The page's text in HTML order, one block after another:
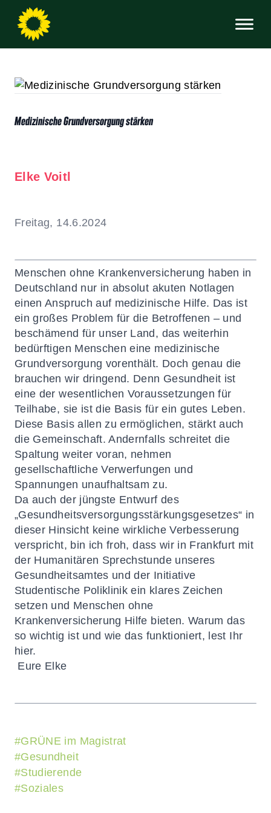
Medizinische Grundversorgung stärken
Elke Voitl
Freitag, 14.6.2024
Menschen ohne Krankenversicherung haben in
Deutschland nur in absolut akuten Notlagen
einen Anspruch auf medizinische Hilfe. Das ist
ein großes Problem für die Betroffenen – und
beschämend für unser Land, das weiterhin
bedürftigen Menschen eine medizinische
Grundversorgung vorenthält. Doch genau die
brauchen wir dringend. Denn Gesundheit ist
eine der wesentlichen Voraussetzungen für
Teilhabe, sie ist die Basis für ein gutes Leben.
Diese Basis allen zu ermöglichen, stärkt auch
die Gemeinschaft. Andernfalls schreitet die
Spaltung weiter voran, nehmen
gesellschaftliche Verwerfungen und
Spannungen unaufhaltsam zu.
Da auch der jüngste Entwurf des
„Gesundheitsversorgungsstärkungsgesetzes“ in
dieser Hinsicht keine wirkliche Verbesserung
verspricht, bin ich froh, dass wir in Frankfurt mit
der Humanitären Sprechstunde unseres
Gesundheitsamtes und der Initiative
Studentische Poliklinik ein klares Zeichen
setzen und Menschen ohne
Krankenversicherung Hilfe bieten. Warum das
so wichtig ist und wie das funktioniert, lest Ihr
hier.
Eure Elke
#GRÜNE im Magistrat
#Gesundheit
#Studierende
#Soziales